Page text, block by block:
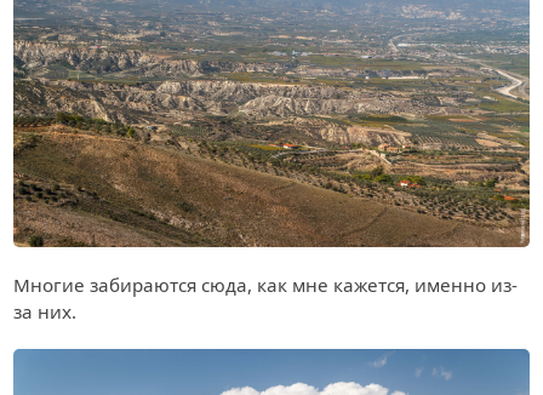
Многие забираются сюда, как мне кажется, именно из-
за них.